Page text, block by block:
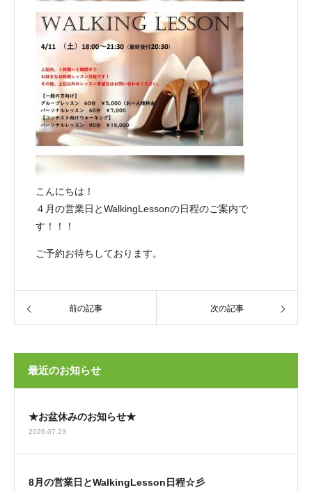
こんにちは！
４月の営業日とWalkingLessonの日程のご案内で
す！！！
ご予約お待ちしております。
前の記事 次の記事
最近のお知らせ
★お盆休みのお知らせ★
2026.07.23
8月の営業日とWalkingLesson日程☆彡